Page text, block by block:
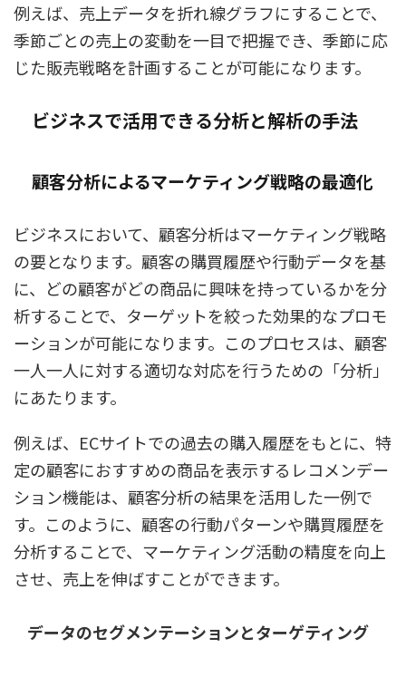
例えば、売上データを折れ線グラフにすることで、
季節ごとの売上の変動を一目で把握でき、季節に応
じた販売戦略を計画することが可能になります。
ビジネスで活用できる分析と解析の手法
顧客分析によるマーケティング戦略の最適化
ビジネスにおいて、顧客分析はマーケティング戦略
の要となります。顧客の購買履歴や行動データを基
に、どの顧客がどの商品に興味を持っているかを分
析することで、ターゲットを絞った効果的なプロモ
ーションが可能になります。このプロセスは、顧客
一人一人に対する適切な対応を行うための「分析」
にあたります。
例えば、ECサイトでの過去の購入履歴をもとに、特
定の顧客におすすめの商品を表示するレコメンデー
ション機能は、顧客分析の結果を活用した一例で
す。このように、顧客の行動パターンや購買履歴を
分析することで、マーケティング活動の精度を向上
させ、売上を伸ばすことができます。
データのセグメンテーションとターゲティング